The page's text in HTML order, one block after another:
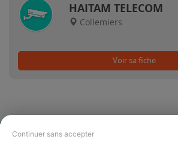
Continuer sans accepter
HAITAM TELECOM
Collemiers
Voir sa fiche